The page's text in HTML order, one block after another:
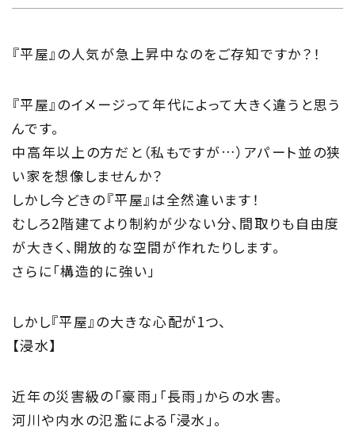
トップページ
About
住まい夢ネットとは
Concept
ウッド・コミュ二ケーション
私たちの目指す家づくり
住まい夢ネット加盟工務店
『平屋』の人気が急上昇中なのをご存知ですか？！
『平屋』のイメージって年代によって大きく違うと思う
んです。
中高年以上の方だと（私もですが…）アパート並の狭
い家を想像しませんか？
しかし今どきの『平屋』は全然違います！
むしろ2階建てより制約が少ない分、間取りも自由度
が大きく、開放的な空間が作れたりします。
さらに「構造的に強い」
しかし『平屋』の大きな心配が1つ、
【浸水】
近年の災害級の「豪雨」「長雨」からの水害。
河川や内水の氾濫による「浸水」。